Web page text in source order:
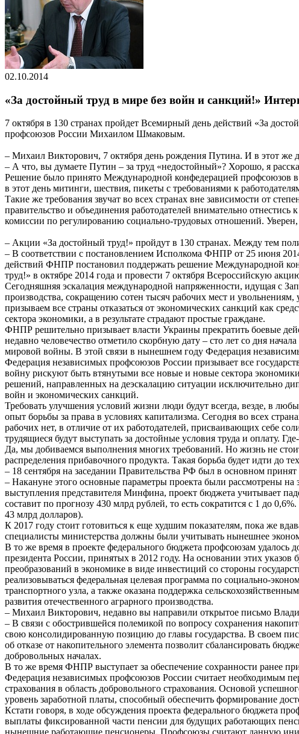
02.10.2014
«За достойный труд в мире без войн и санкций!»
7 октября в 130 странах пройдет Всемирный день действий «За
профсоюзов России Михаилом Шмаковым.
– Михаил Викторович, 7 октября день рождения Путина. И в этот
– А что, вы думаете Путин – за труд «недостойный»? Хорошо, я
Решение было принято Международной конфедерацией профсоюзов
в этот день митинги, шествия, пикеты с требованиями к
Такие же требования звучат во всех странах вне зависимости от
правительство и объединения работодателей внимательно
комиссии по регулированию социально-трудовых отношений.
– Акции «За достойный труд!» пройдут в 130 странах. Между тем
– В соответствии с постановлением Исполкома ФНПР от 25 июня
действий ФНПР постановил поддержать решение Международной
труд!» в октябре 2014 года и провести 7 октября Всероссийскую
Сегодняшняя эскалация международной напряженности, идущая с
производства, сокращению сотен тысяч рабочих мест и
призываем все страны отказаться от экономических санкций как
сектора экономики, а в результате страдают простые граждане.
ФНПР решительно призывает власти Украины прекратить боевые
недавно человечество отметило скорбную дату – сто лет со дня
мировой войны. В этой связи в нынешнем году Федерация
Федерация независимых профсоюзов России призывает все
войну рискуют быть втянутыми все новые и новые сектора
решений, направленных на деэскалацию ситуации исключительно
войн и экономических санкций.
Требовать улучшения условий жизни люди будут всегда, везде, в
опыт борьбы за права в условиях капитализма. Сегодня во всех
рабочих нет, в отличие от их работодателей, присваивающих себе
трудящиеся будут выступать за достойные условия труда и оплату.
Да, мы добиваемся выполнения многих требований. Но жизнь не
распределения прибавочного продукта. Такая борьба будет идти до
– 18 сентября на заседании Правительства РФ был в основном
– Накануне этого основные параметры проекта были рассмотрены
выступления представителя Минфина, проект бюджета учитывает
составит по прогнозу 430 млрд рублей, то есть сократится с 1 до
43 млрд долларов).
К 2017 году стоит готовиться к еще худшим показателям, пока же
специалисты министерства должны были учитывать нынешнее
В то же время в проекте федерального бюджета профсоюзам удалось
президента России, принятых в 2012 году. На основании этих
преобразований в экономике в виде инвестиций со стороны
реализовываться федеральная целевая программа по социально-
транспортного узла, а также оказана поддержка
развития отечественного аграрного производства.
– Михаил Викторович, недавно вы направили открытое письмо
– В связи с обострившейся полемикой по вопросу сохранения
свою консолидированную позицию до главы государства. В своем
об отказе от накопительного элемента позволит сбалансировать
добровольных началах.
В то же время ФНПР выступает за обеспечение сохранности ранее
Федерация независимых профсоюзов России считает необходимым
страхования в область добровольного страхования. Основой
уровень заработной платы, способный обеспечить формирование
Кстати говоря, в ходе обсуждения проекта федерального бюджета
выплаты фиксированной части пенсии для будущих работающих